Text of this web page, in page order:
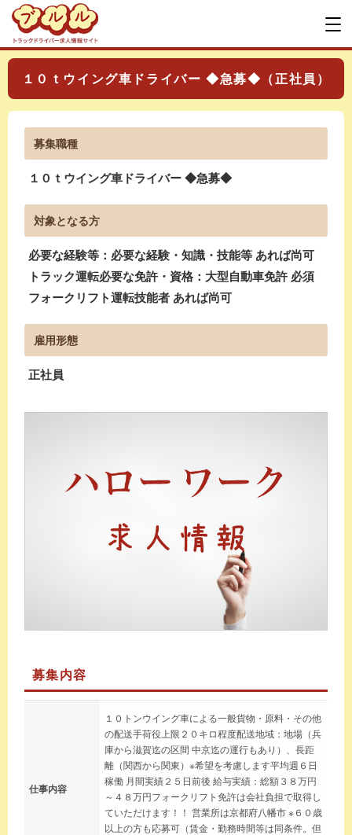
１０ｔウイング車ドライバー ◆急募◆（正社員）
募集職種
１０ｔウイング車ドライバー ◆急募◆
対象となる方
必要な経験等：必要な経験・知識・技能等 あれば尚可
トラック運転必要な免許・資格：大型自動車免許 必須
フォークリフト運転技能者 あれば尚可
雇用形態
正社員
募集内容
仕事内容
１０トンウイング車による一般貨物・原料・その他
の配送手荷役上限２０キロ程度配送地域：地場（兵
庫から滋賀迄の区間 中京迄の運行もあり）、長距
離（関西から関東）※希望を考慮します平均週６日
稼働 月間実績２５日前後 給与実績：総額３８万円
～４８万円フォークリフト免許は会社負担で取得し
ていただけます！！ 営業所は京都府八幡市 ※６０歳
以上の方も応募可（賃金・勤務時間等は同条件。但